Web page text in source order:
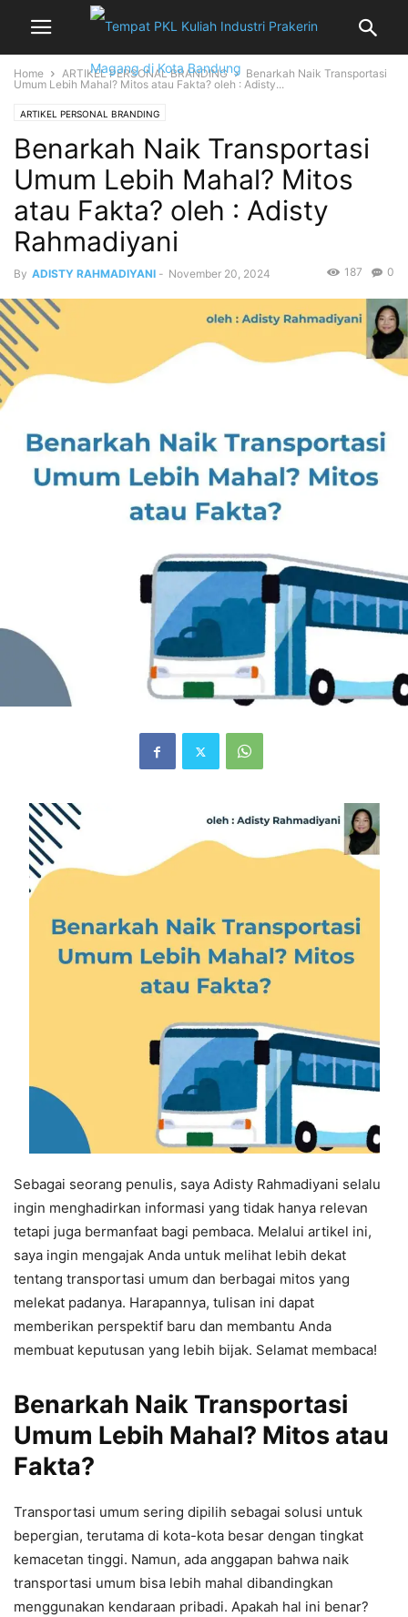
Home ARTIKEL PERSONAL BRANDING
Benarkah Naik Transportasi
Umum Lebih Mahal? Mitos atau Fakta? oleh : Adisty...
ARTIKEL PERSONAL BRANDING
Benarkah Naik Transportasi
Umum Lebih Mahal? Mitos
atau Fakta? oleh : Adisty
Rahmadiyani
By ADISTY RAHMADIYANI - November 20, 2024 0
187
Sebagai seorang penulis, saya Adisty Rahmadiyani selalu
ingin menghadirkan informasi yang tidak hanya relevan
tetapi juga bermanfaat bagi pembaca. Melalui artikel ini,
saya ingin mengajak Anda untuk melihat lebih dekat
tentang transportasi umum dan berbagai mitos yang
melekat padanya. Harapannya, tulisan ini dapat
memberikan perspektif baru dan membantu Anda
membuat keputusan yang lebih bijak. Selamat membaca!
Benarkah Naik Transportasi
Umum Lebih Mahal? Mitos atau
Fakta?
Transportasi umum sering dipilih sebagai solusi untuk
bepergian, terutama di kota-kota besar dengan tingkat
kemacetan tinggi. Namun, ada anggapan bahwa naik
transportasi umum bisa lebih mahal dibandingkan
menggunakan kendaraan pribadi. Apakah hal ini benar?